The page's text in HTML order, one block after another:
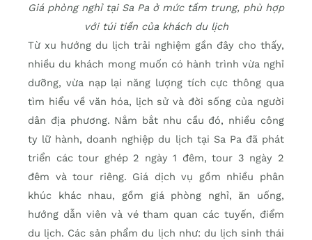
Giá phòng nghỉ tại Sa Pa ở mức tầm trung, phù hợp
với túi tiền của khách du lịch
Từ xu hướng du lịch trải nghiệm gần đây cho thấy,
nhiều du khách mong muốn có hành trình vừa nghỉ
dưỡng, vừa nạp lại năng lượng tích cực thông qua
tìm hiểu về văn hóa, lịch sử và đời sống của người
dân địa phương. Nắm bắt nhu cầu đó, nhiều công
ty lữ hành, doanh nghiệp du lịch tại Sa Pa đã phát
triển các tour ghép 2 ngày 1 đêm, tour 3 ngày 2
đêm và tour riêng. Giá dịch vụ gồm nhiều phân
khúc khác nhau, gồm giá phòng nghỉ, ăn uống,
hướng dẫn viên và vé tham quan các tuyến, điểm
du lịch. Các sản phẩm du lịch như: du lịch sinh thái